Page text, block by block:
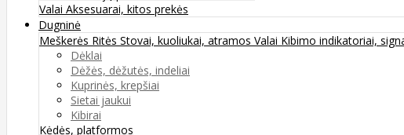
Valai Aksesuarai, kitos prekės
Dugninė
Meškerės Ritės Stovai, kuoliukai, atramos Valai Kibimo indikatoriai,
Dėklai
Dėžės, dėžutės, indeliai
Kuprinės, krepšiai
Sietai jaukui
Kibirai
Kėdės, platformos